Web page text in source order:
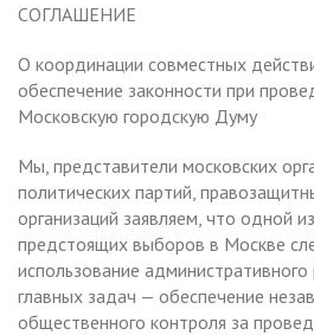
СОГЛАШЕНИЕ
О координации совместных
обеспечение законности при
Московскую городскую Думу
Мы, представители московских
политических партий,
организаций заявляем, что одной
предстоящих выборов в Москве
использование административного
главных задач — обеспечение
общественного контроля за